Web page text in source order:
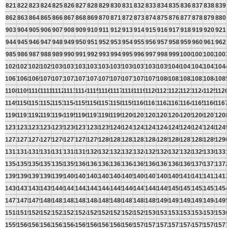
821 822 823824825826827828829830831 832 833834835836837838839
862 863864865866867868869870871 872 873874875876877878879880
903904905906907908909910911 912 913914915916917918919920921
944945946947948949950951 952 953954955956957958959960961 962
985986987988989990991 992 993994995996997998999100010011002
102610271028102910301031103210331034103510361037103810391040104110421043
106710681069107010711072107310741075107610771078107910801081108210831084
110811091110111111121113111411151116111711181119112011211122112311241125
114911501151115211531154115511561157115811591160116111621163116411651166
119011911192119311941195119611971198119912001201120212031204120512061207
123112321233123412351236123712381239124012411242124312441245124612471248
127212731274127512761277127812791280128112821283128412851286128712881289
131313141315131613171318131913201321132213231324132513261327132813291330
135413551356135713581359136013611362136313641365136613671368136913701371
139513961397139813991400140114021403140414051406140714081409141014111412
143614371438143914401441144214431444144514461447144814491450145114521453
147714781479148014811482148314841485148614871488148914901491149214931494
151815191520152115221523152415251526152715281529153015311532153315341535
155915601561156215631564156515661567156815691570157115721573157415751576